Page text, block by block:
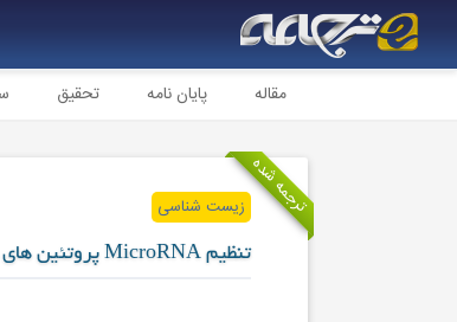
مقاله پایان نامه تحقیق
ترجمه شدهزیست شناسی
تنظیم MicroRNA پروتئین های اتصال اندوتلیال و نتيجه بالينی